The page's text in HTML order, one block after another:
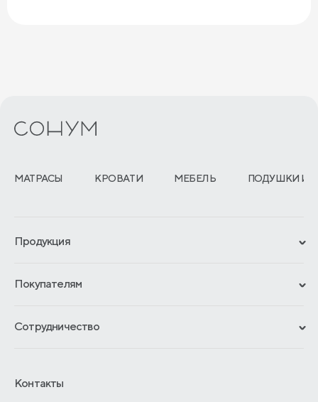
МАТРАСЫ КРОВАТИ МЕБЕЛЬ ПОДУШКИ И
Продукция
Гарантии
Отзывы покупателей
Покупателям
Обмен и возврат
Как оформить заказ
Сотрудничество
Отельерам
Контакты